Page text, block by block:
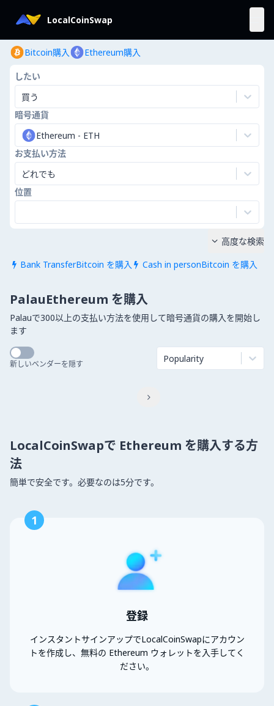
LocalCoinSwap
Bitcoin購入 Ethereum購入
したい
買う
暗号通貨
Ethereum - ETH
お支払い方法
どれでも
位置
 Bank TransferBitcoin を購入  Cash in personBitcoin を購入
 高度な検索
PalauEthereum を購入
Palauで300以上の支払い方法を使用して暗号通貨の購入を開始し
ます
新しいベンダーを隠す Popularity

LocalCoinSwapで Ethereum を購入する方
法
簡単で安全です。必要なのは5分です。
1
登録
インスタントサインアップでLocalCoinSwapにアカウン
トを作成し、無料の Ethereum ウォレットを入手してく
ださい。